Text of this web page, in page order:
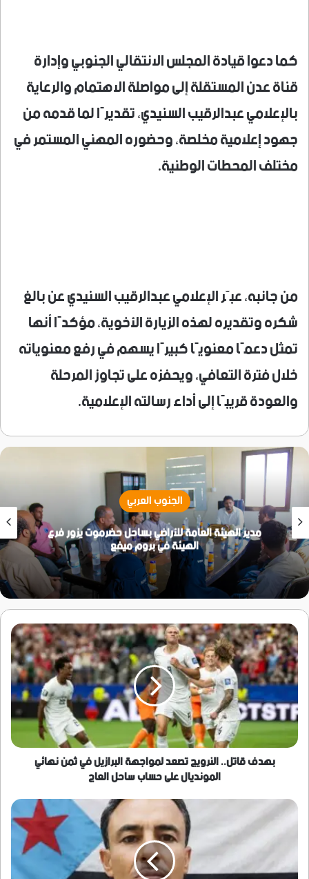
كما دعوا قيادة المجلس الانتقالي الجنوبي وإدارة
قناة عدن المستقلة إلى مواصلة الاهتمام والرعاية
بالإعلامي عبدالرقيب السنيدي، تقديرًا لما قدمه من
جهود إعلامية مخلصة، وحضوره المهني المستمر في
مختلف المحطات الوطنية.
من جانبه، عبّر الإعلامي عبدالرقيب السنيدي عن بالغ
شكره وتقديره لهذه الزيارة الأخوية، مؤكدًا أنها
تمثل دعمًا معنويًا كبيرًا يسهم في رفع معنوياته
خلال فترة التعافي، ويحفزه على تجاوز المرحلة
والعودة قريبًا إلى أداء رسالته الإعلامية.
الجنوب العربي
مدير الهيئة العامة للأراضي بساحل حضرموت يزور فرع
الهيئة في بروم ميفع
بهدف
قاتل..
النرويج
تصعد
لمواجهة
البرازيل
في
ثمن
نهائيالمونديال
ساحل
العاج
بهدف قاتل.. النرويج تصعد لمواجهة البرازيل في ثمن نهائي
المونديال على حساب ساحل العاج
أبين
تُسقط
ورقة
التوت..
الإعلامي